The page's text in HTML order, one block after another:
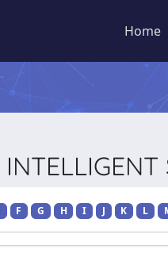
Home
F G H I J K L